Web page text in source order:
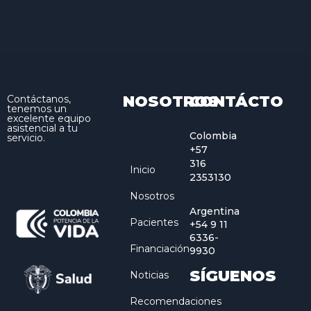
Contáctanos,
tenemos un
excelente equipo
asistencial a tu
servicio.
NOSOTROS
Inicio
Nosotros
Pacientes
Financiación
Noticias
Recomendaciones
CONTÁCTO
Colombia
+57
316
2353130
Argentina
+54 9 11
6336-
9930
SÍGUENOS